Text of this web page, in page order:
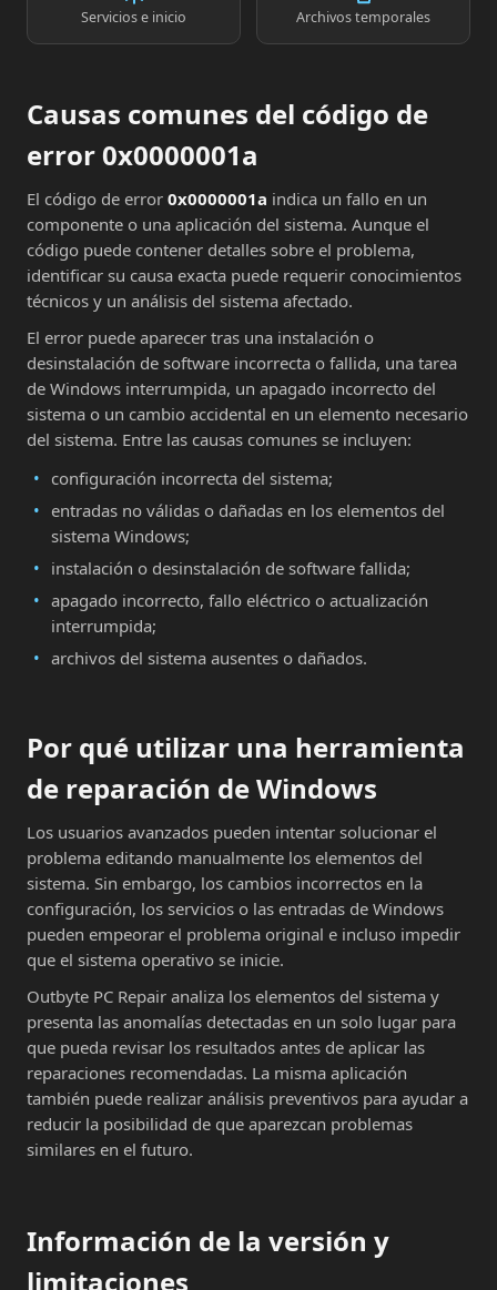
Servicios e inicio Archivos temporales
Causas comunes del código de
error 0x0000001a
El código de error 0x0000001a indica un fallo en un
componente o una aplicación del sistema. Aunque el
código puede contener detalles sobre el problema,
identificar su causa exacta puede requerir conocimientos
técnicos y un análisis del sistema afectado.
El error puede aparecer tras una instalación o
desinstalación de software incorrecta o fallida, una tarea
de Windows interrumpida, un apagado incorrecto del
sistema o un cambio accidental en un elemento necesario
del sistema. Entre las causas comunes se incluyen:
configuración incorrecta del sistema;
entradas no válidas o dañadas en los elementos del
sistema Windows;
instalación o desinstalación de software fallida;
apagado incorrecto, fallo eléctrico o actualización
interrumpida;
archivos del sistema ausentes o dañados.
Por qué utilizar una herramienta
de reparación de Windows
Los usuarios avanzados pueden intentar solucionar el
problema editando manualmente los elementos del
sistema. Sin embargo, los cambios incorrectos en la
configuración, los servicios o las entradas de Windows
pueden empeorar el problema original e incluso impedir
que el sistema operativo se inicie.
Outbyte PC Repair analiza los elementos del sistema y
presenta las anomalías detectadas en un solo lugar para
que pueda revisar los resultados antes de aplicar las
reparaciones recomendadas. La misma aplicación
también puede realizar análisis preventivos para ayudar a
reducir la posibilidad de que aparezcan problemas
similares en el futuro.
Información de la versión y
limitaciones